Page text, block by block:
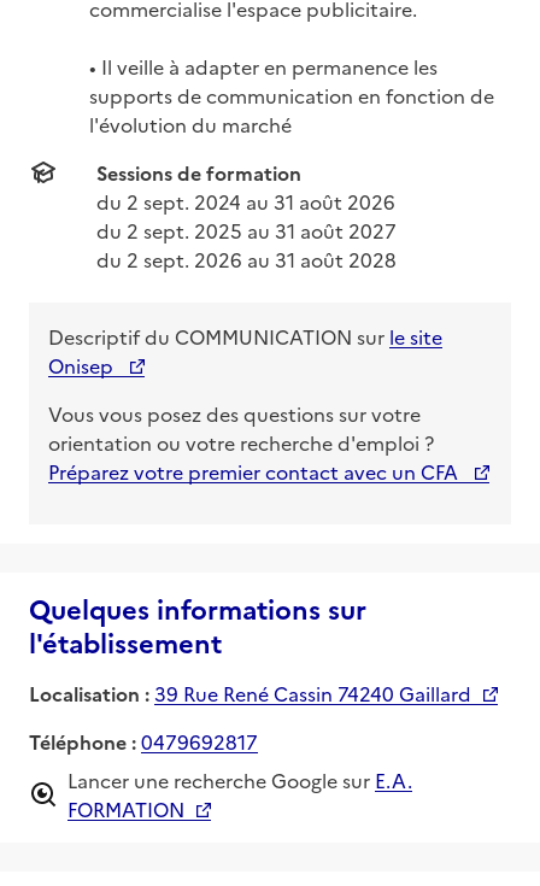
commercialise l'espace publicitaire.
• Il veille à adapter en permanence les
supports de communication en fonction de
l'évolution du marché
Sessions de formation
du 2 sept. 2024 au 31 août 2026
du 2 sept. 2025 au 31 août 2027
du 2 sept. 2026 au 31 août 2028
Descriptif du COMMUNICATION sur le site
Onisep
Vous vous posez des questions sur votre
orientation ou votre recherche d'emploi ?
Préparez votre premier contact avec un CFA
Quelques informations sur
l'établissement
Localisation :39 Rue René Cassin 74240 Gaillard
Téléphone :0479692817
Lancer une recherche Google sur E.A.
FORMATION